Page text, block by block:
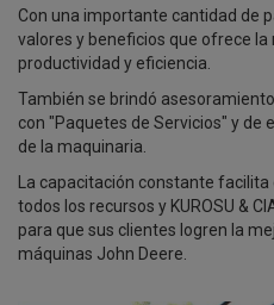
Con una importante cantidad de
valores y beneficios que ofrece
productividad y eficiencia.
También se brindó
con "Paquetes de Servicios" y de
de la maquinaria.
La capacitación constante
todos los recursos y KUROSU &
para que sus clientes logren la
máquinas John Deere.